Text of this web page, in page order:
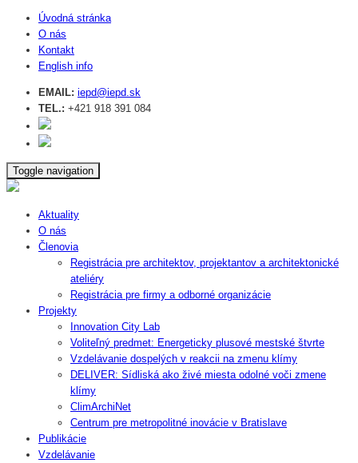
Úvodná stránka
O nás
Kontakt
English info
EMAIL: iepd@iepd.sk
TEL.: +421 918 391 084
Toggle navigation
Aktuality
O nás
Členovia
Registrácia pre architektov, projektantov a architektonické
ateliéry
Registrácia pre firmy a odborné organizácie
Projekty
Innovation City Lab
Voliteľný predmet: Energeticky plusové mestské štvrte
Vzdelávanie dospelých v reakcii na zmenu klímy
DELIVER: Sídliská ako živé miesta odolné voči zmene
klímy
ClimArchiNet
Centrum pre metropolitné inovácie v Bratislave
Publikácie
Vzdelávanie